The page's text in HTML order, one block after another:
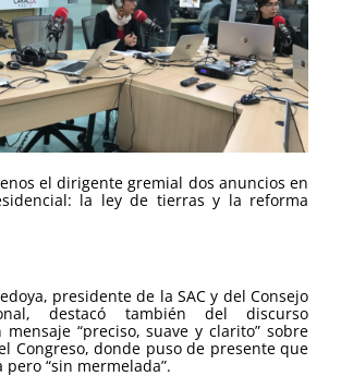
el dirigente gremial dos anuncios en
la ley de tierras y la reforma
presidente de la SAC y del Consejo
destacó también del discurso
“preciso, suave y clarito” sobre
Congreso, donde puso de presente que
“sin mermelada”.